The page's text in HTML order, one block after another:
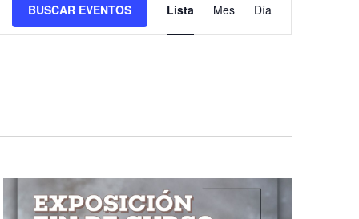
BUSCAR EVENTOS
a
v
c
ó
Lista Mes Día